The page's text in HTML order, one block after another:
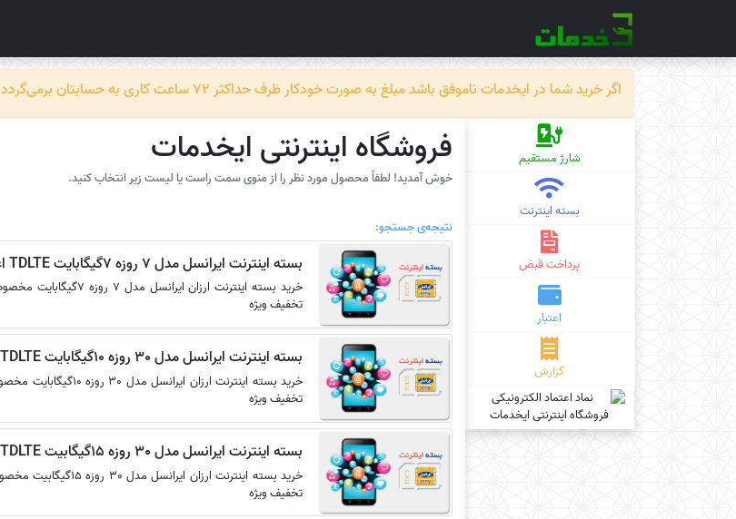
اگر خرید شما در ایخدمات ناموفق باشد مبلغ به صورت خودکار ظرف حداکثر 72 ساعت کاری به حسابتان برمی‌گردد.
شارژ مستقیم
بسته اینترنت
پرداخت قبض
اعتبار
گزارش
فروشگاه اینترنتی ایخدمات
خوش آمدید! لطفاً محصول مورد نظر را از منوی سمت راست یا لیست زیر انتخاب کنید.
نتیجه‌ی جستجو:
بسته اینترنت ایرانسل مدل 7 روزه 7گیگابایت TDLTE اعتباری
تخفیف ویژه
بسته اینترنت ایرانسل مدل 30 روزه 10گیگابایت TDLTE اعتباری
تخفیف ویژه
بسته اینترنت ایرانسل مدل 30 روزه 15گیگابیت TDLTE اعتباری
تخفیف ویژه